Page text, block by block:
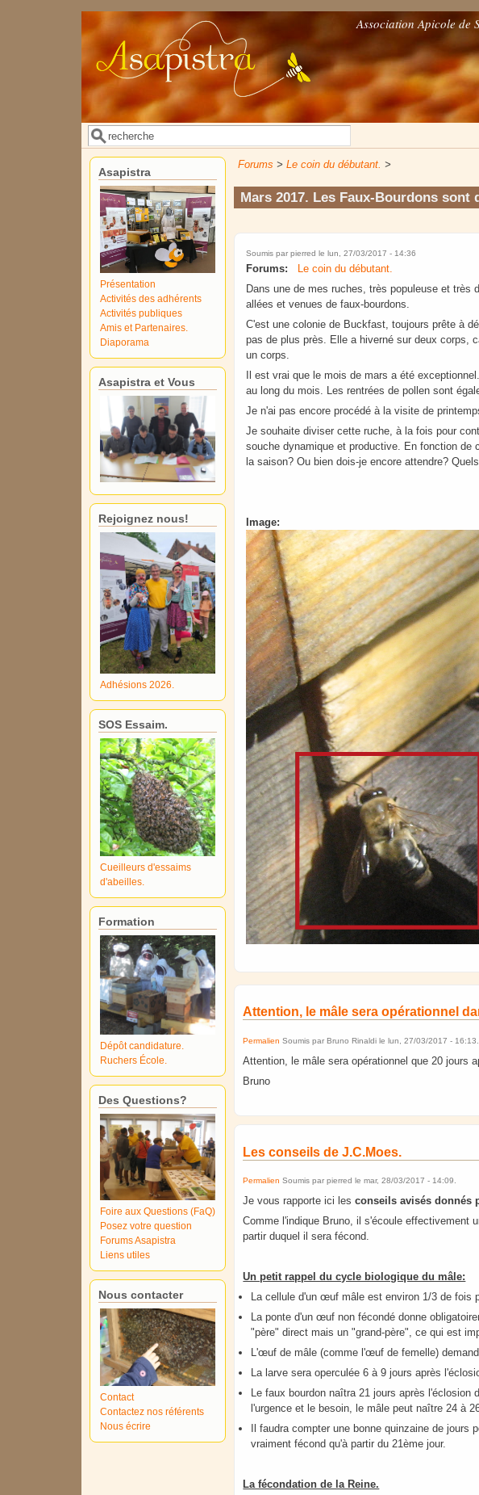
Association Apicole de
Formulaire de recherche
Rechercher
Forums >Le coin du débutant. >
Mars 2017. Les Faux-Bourdons sont
Soumis parpierred le lun, 27/03/2017 - 14:36
Forums:
Le coin du débutant.
Dans une de mes ruches, très populeuse et très
allées et venues de faux-bourdons.
C'est une colonie de Buckfast, toujours prête à
pas de plus près. Elle a hiverné sur deux corps,
un corps.
Il est vrai que le mois de mars a été
au long du mois. Les rentrées de pollen sont
Je n'ai pas encore procédé à la visite de
Je souhaite diviser cette ruche, à la fois pour
souche dynamique et productive. En fonction de
la saison? Ou bien dois-je encore attendre?
Image:
Attention, le mâle sera opérationnel
Permalien Soumis parBruno Rinaldi lelun, 27/03/2017 - 16:13
Attention, le mâle sera opérationnel que 20 jours
Bruno
Les conseils de J.C.Moes.
Permalien Soumis parpierred lemar, 28/03/2017 - 14:09
Je vous rapporte ici lesconseils avisés donnés
Comme l'indique Bruno, il s'écoule effectivement
partir duquel il sera fécond.
Un petit rappel du cycle biologique du mâle:
La cellule d'un œuf mâle est environ 1/3 de fois
La ponte d'un œuf non fécondé donne
"père" direct mais un "grand-père", ce qui est
L'œuf de mâle (comme l'œuf de femelle)
La larve sera operculée 6 à 9 jours après
Le faux bourdon naîtra 21 jours après
l'urgence et le besoin, le mâle peut naître 24 à
Il faudra compter une bonne quinzaine de
vraiment fécond qu'à partir du 21ème jour.
La fécondation de la Reine.
Asapistra
Présentation
Activités des adhérents
Activités publiques
Amis et Partenaires.
Diaporama
Asapistra et Vous
Rejoignez nous!
Adhésions 2026.
SOS Essaim.
Cueilleurs d'essaims
d'abeilles.
Formation
Dépôt candidature.
Ruchers École.
Des Questions?
Foire aux Questions (FaQ)
Posez votre question
Forums Asapistra
Liens utiles
Nous contacter
Contact
Contactez nos référents
Nous écrire